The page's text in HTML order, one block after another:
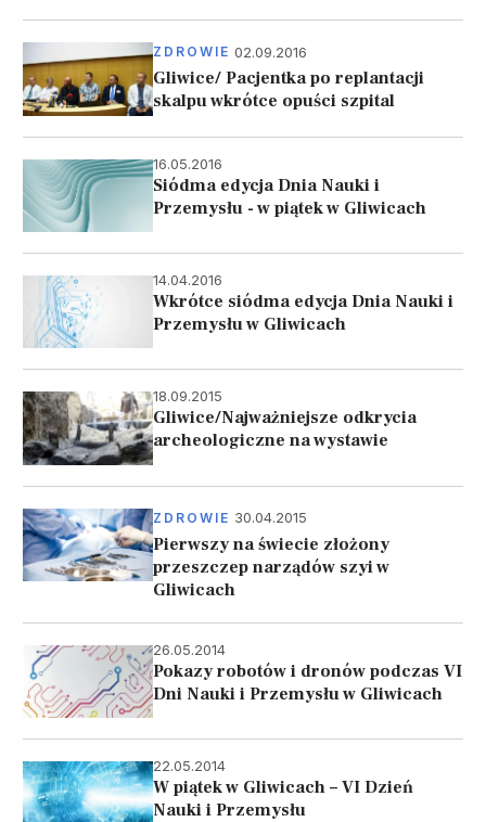
ZDROWIE 02.09.2016
Gliwice/ Pacjentka po replantacji
skalpu wkrótce opuści szpital
16.05.2016
Siódma edycja Dnia Nauki i
Przemysłu - w piątek w Gliwicach
14.04.2016
Wkrótce siódma edycja Dnia Nauki i
Przemysłu w Gliwicach
18.09.2015
Gliwice/Najważniejsze odkrycia
archeologiczne na wystawie
ZDROWIE 30.04.2015
Pierwszy na świecie złożony
przeszczep narządów szyi w
Gliwicach
26.05.2014
Pokazy robotów i dronów podczas VI
Dni Nauki i Przemysłu w Gliwicach
22.05.2014
W piątek w Gliwicach – VI Dzień
Nauki i Przemysłu